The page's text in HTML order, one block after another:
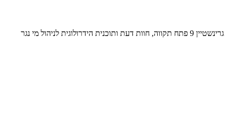
גרינשטיין 9 פתח תקווה, חוות דעת ותוכנית הידרולוגית לניהול מי נגר